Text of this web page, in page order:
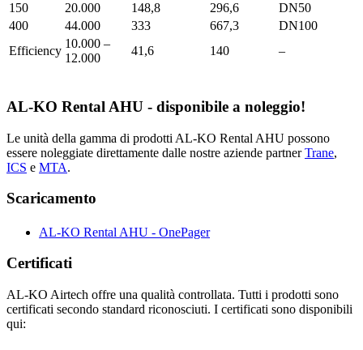
150
20.000 148,8 296,6
DN50
400
44.000 333 667,3
DN100
Efficiency
10.000 –
12.000
41,6 140 –
AL-KO Rental AHU - disponibile a noleggio!
Le unità della gamma di prodotti AL-KO Rental AHU possono
essere noleggiate direttamente dalle nostre aziende partnerTrane,
ICS e MTA.
Scaricamento
AL-KO Rental AHU - OnePager
Certificati
AL-KO Airtech offre una qualità controllata. Tutti i prodotti sono
certificati secondo standard riconosciuti. I certificati sono disponibili
qui: